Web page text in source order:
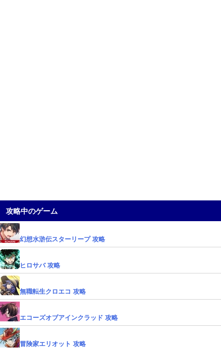
攻略中のゲーム
幻想水滸伝スターリープ 攻略
ヒロサバ 攻略
無職転生クロエコ 攻略
エコーズオブアインクラッド 攻略
冒険家エリオット 攻略